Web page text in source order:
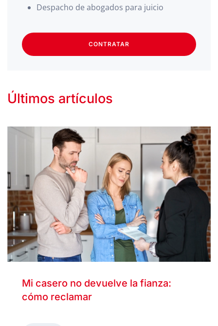
Despacho de abogados para juicio
CONTRATAR
Últimos artículos
Mi casero no devuelve la fianza:
cómo reclamar